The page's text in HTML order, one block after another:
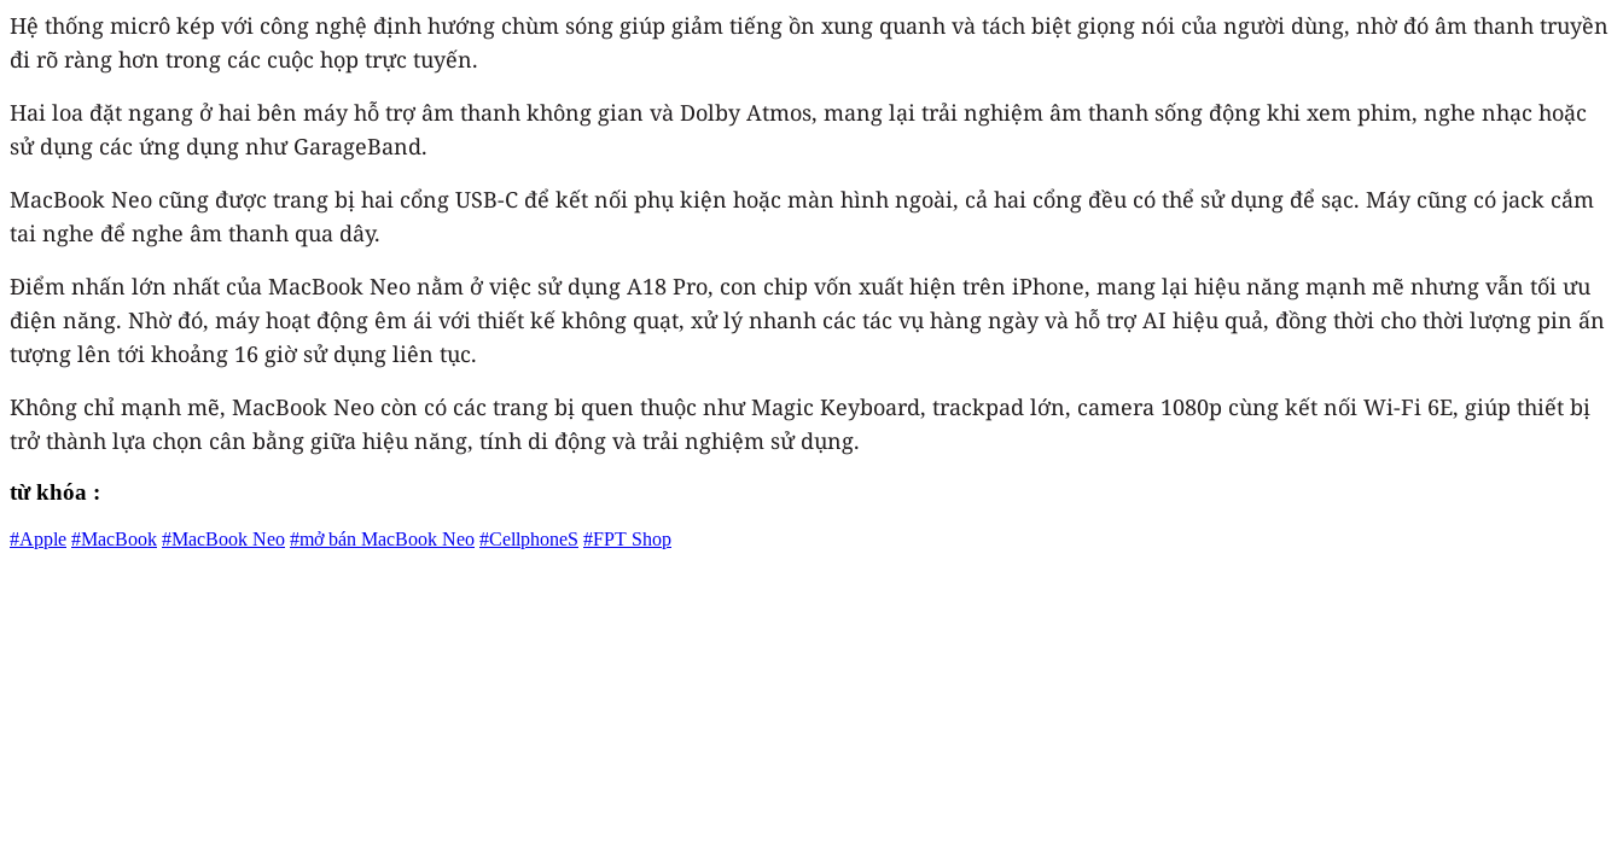
Hệ thống micrô kép với công nghệ định hướng chùm sóng giúp giảm tiếng ồn xung quanh và tách biệt giọng nói của người dùng, nhờ đó âm thanh truyền
đi rõ ràng hơn trong các cuộc họp trực tuyến.
Hai loa đặt ngang ở hai bên máy hỗ trợ âm thanh không gian và Dolby Atmos, mang lại trải nghiệm âm thanh sống động khi xem phim, nghe nhạc hoặc
sử dụng các ứng dụng như GarageBand.
MacBook Neo cũng được trang bị hai cổng USB-C để kết nối phụ kiện hoặc màn hình ngoài, cả hai cổng đều có thể sử dụng để sạc. Máy cũng có jack cắm
tai nghe để nghe âm thanh qua dây.
Điểm nhấn lớn nhất của MacBook Neo nằm ở việc sử dụng A18 Pro, con chip vốn xuất hiện trên iPhone, mang lại hiệu năng mạnh mẽ nhưng vẫn tối ưu
điện năng. Nhờ đó, máy hoạt động êm ái với thiết kế không quạt, xử lý nhanh các tác vụ hàng ngày và hỗ trợ AI hiệu quả, đồng thời cho thời lượng pin ấn
tượng lên tới khoảng 16 giờ sử dụng liên tục.
Không chỉ mạnh mẽ, MacBook Neo còn có các trang bị quen thuộc như Magic Keyboard, trackpad lớn, camera 1080p cùng kết nối Wi-Fi 6E, giúp thiết bị
trở thành lựa chọn cân bằng giữa hiệu năng, tính di động và trải nghiệm sử dụng.
từ khóa :
#Apple #MacBook #MacBook Neo #mở bán MacBook Neo #CellphoneS #FPT Shop